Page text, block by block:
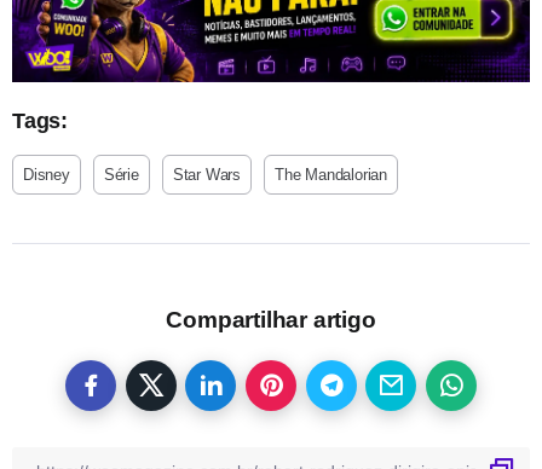
Tags:
Disney Série Star Wars The Mandalorian
Compartilhar artigo